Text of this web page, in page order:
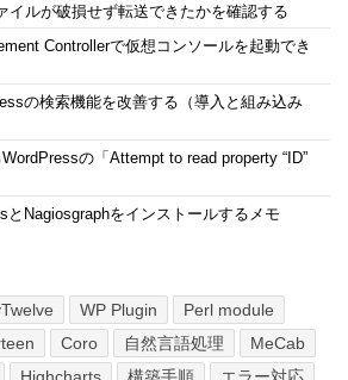
イルが破損せず転送できたかを確認する
Controllerで仮想コンソールを起動でき
の検索機能を改善する（導入と組み込み
の「Attempt to read property “ID”
とNagiosgraphをインストールするメモ
WP Plugin
Perl module
Coro 自然言語処理
MeCab